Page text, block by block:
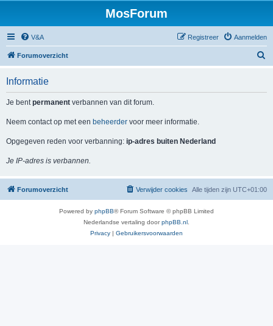
MosForum
V&A Aanmelden
Registreer
Forumoverzicht
Informatie
Je bentpermanent verbannen van dit forum.
Neem contact op met een beheerder voor meer informatie.
Opgegeven reden voor verbanning: ip-adres buiten Nederland
Je IP-adres is verbannen.
Forumoverzicht Alle tijden zijn UTC+01:00
Verwijder cookies
Powered by phpBB® Forum Software © phpBB Limited
Nederlandse vertaling doorphpBB.nl
Privacy | Gebruikersvoorwaarden